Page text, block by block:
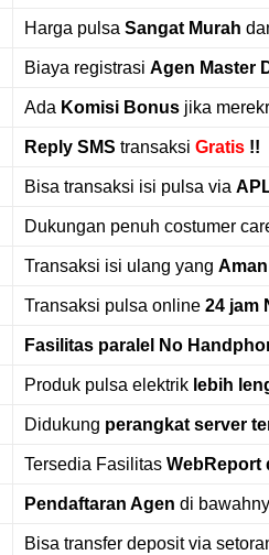
Harga pulsa Sangat Murah
Biaya registrasi Agen Master
Ada Komisi Bonus jika
Reply SMS transaksi Gratis !!
Bisa transaksi isi pulsa via
Dukungan penuh costumer
Transaksi isi ulang yang Aman
Transaksi pulsa online 24 jam
Fasilitas paralel No
Produk pulsa elektrik lebih
Didukung perangkat server
Tersedia Fasilitas WebReport
Pendaftaran Agen di
Bisa transfer deposit via